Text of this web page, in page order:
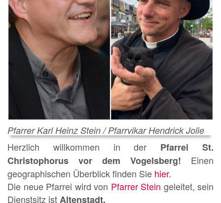
Pfarrer Karl Heinz Stein / Pfarrvikar Hendrick Jolie
Herzlich willkommen in der Pfarrei St.
Christophorus vor dem Vogelsberg! Einen
geographischen Überblick finden Sie hier.
Die neue Pfarrei wird von Pfarrer Stein geleitet, sein
Dienstsitz istAltenstadt.